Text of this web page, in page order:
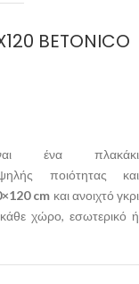
BETONICO
ένα πλακάκι
ποιότητας και
cm και ανοιχτό γκρι
χώρο, εσωτερικό ή